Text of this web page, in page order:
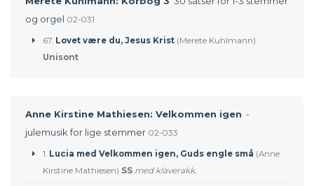
og orgel 02-031
67. Lovet være du, Jesus Krist(Merete Kuhlmann)
Unisont
Anne Kirstine Mathiesen: Velkommen igen -
julemusik for lige stemmer 02-033
1. Lucia med Velkommen igen, Guds engle små (Anne
Kirstine Mathiesen) SS med klaverakk.